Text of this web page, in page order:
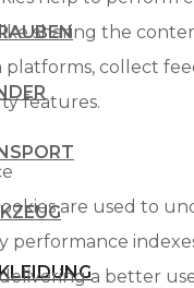
sharing the
platforms, collect
features.
are used to
performance
a better